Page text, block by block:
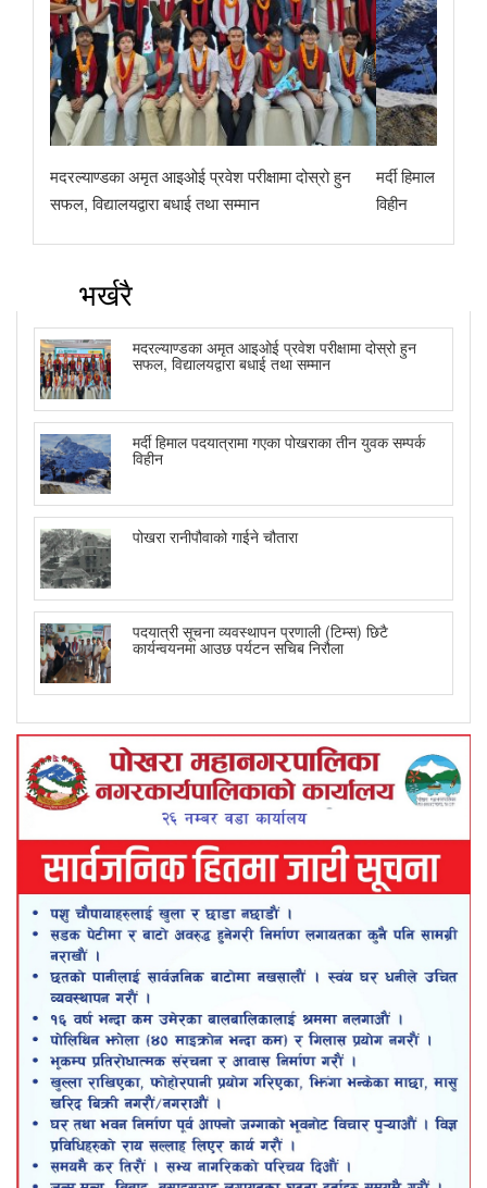
मदरल्याण्डका अमृत आइओई प्रवेश परीक्षामा दोस्रो हुन
सफल, विद्यालयद्वारा बधाई तथा सम्मान
मर्दी हिमाल पदयात्रामा
भर्खरै
मदरल्याण्डका अमृत आइओई प्रवेश परीक्षामा दोस्रो हुन
सफल, विद्यालयद्वारा बधाई तथा सम्मान
मर्दी हिमाल पदयात्रामा गएका पोखराका तीन युवक सम्पर्क
विहीन
पोखरा रानीपौवाको गाईने चौतारा
पदयात्री सूचना व्यवस्थापन प्रणाली (टिम्स) छिटै
कार्यन्वयनमा आउछ पर्यटन सचिब निरौला